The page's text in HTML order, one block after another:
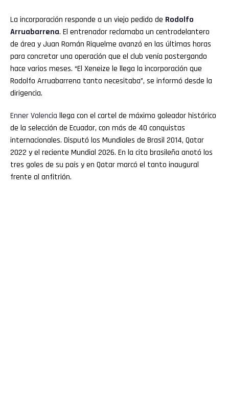
La incorporación responde a un viejo pedido de Rodolfo
Arruabarrena. El entrenador reclamaba un centrodelantero
de área y Juan Román Riquelme avanzó en las últimas horas
para concretar una operación que el club venía postergando
hace varios meses. “El Xeneize le llega la incorporación que
Rodolfo Arruabarrena tanto necesitaba”, se informó desde la
dirigencia.
EnnerValencia llega con el cartel de máximo goleador histórico
de la selección de Ecuador, con más de 40 conquistas
internacionales. Disputó los Mundiales de Brasil 2014, Qatar
2022 y el reciente Mundial 2026. En la cita brasileña anotó los
tres goles de su país y en Qatar marcó el tanto inaugural
frente al anfitrión.